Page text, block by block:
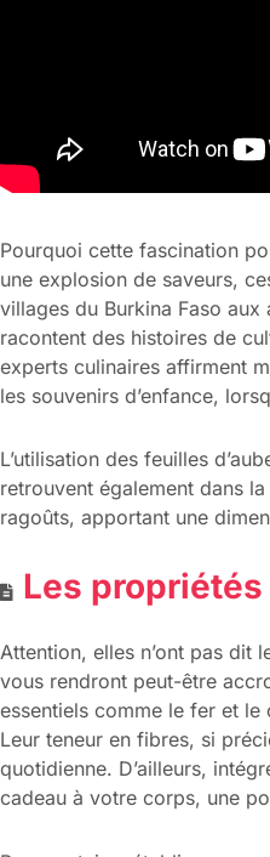
Pourquoi cette fascination
une explosion de saveurs,
villages du Burkina Faso
racontent des histoires de
experts culinaires affirment
les souvenirs d’enfance,
L’utilisation des feuilles
retrouvent également dans
ragoûts, apportant une
Les
Attention, elles n’ont pas dit
vous rendront peut-être
essentiels comme le fer et le
Leur teneur en fibres, si
quotidienne. D’ailleurs,
cadeau à votre corps, une